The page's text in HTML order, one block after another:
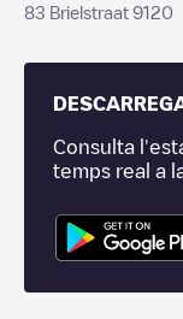
83 Brielstraat 9120
Consulta
temps real a